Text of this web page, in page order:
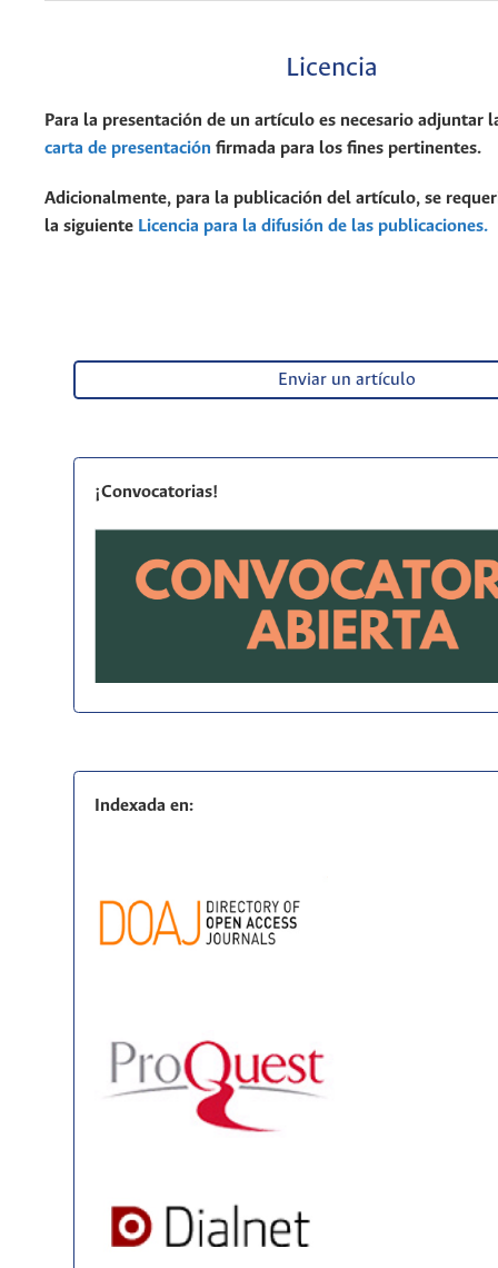
Licencia
Para la presentación de un artículo es necesario adjuntar
carta de presentación firmada para los fines pertinentes.
Adicionalmente, para la publicación del artículo, se
la siguiente Licencia para la difusión de las publicaciones.
Enviar un artículo
¡Convocatorias!
Indexada en: